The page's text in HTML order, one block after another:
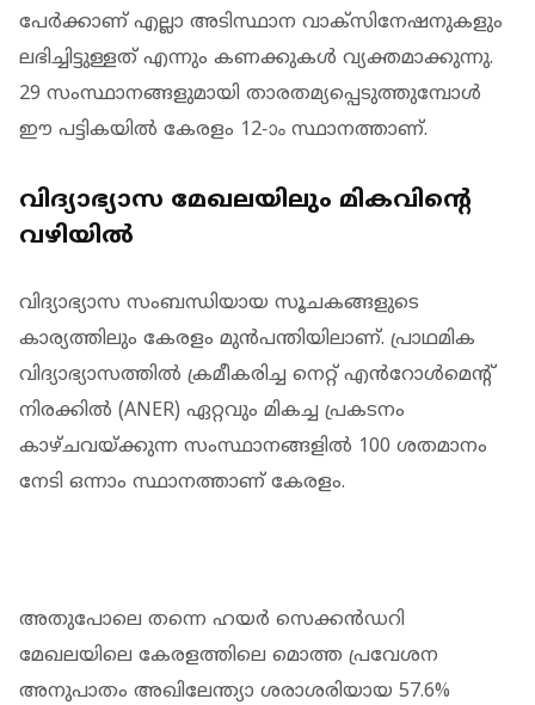
പേർക്കാണ് എല്ലാ അടിസ്ഥാന വാക്സിനേഷനുകളും
ലഭിച്ചിട്ടുള്ളത് എന്നും കണക്കുകൾ വ്യക്തമാക്കുന്നു.
29 സംസ്ഥാനങ്ങളുമായി താരതമ്യപ്പെടുത്തുമ്പോൾ
ഈ പട്ടികയിൽ കേരളം 12-ാം സ്ഥാനത്താണ്.
വിദ്യാഭ്യാസ മേഖലയിലും മികവിൻ്റെ
വഴിയിൽ
വിദ്യാഭ്യാസ സംബന്ധിയായ സൂചകങ്ങളുടെ
കാര്യത്തിലും കേരളം മുൻപന്തിയിലാണ്. പ്രാഥമിക
വിദ്യാഭ്യാസത്തിൽ ക്രമീകരിച്ച നെറ്റ് എൻറോൾമെന്റ്
നിരക്കിൽ (ANER) ഏറ്റവും മികച്ച പ്രകടനം
കാഴ്ചവയ്ക്കുന്ന സംസ്ഥാനങ്ങളിൽ 100 ശതമാനം
നേടി ഒന്നാം സ്ഥാനത്താണ് കേരളം.
അതുപോലെ തന്നെ ഹയർ സെക്കൻഡറി
മേഖലയിലെ കേരളത്തിലെ മൊത്ത പ്രവേശന
അനുപാതം അഖിലേന്ത്യാ ശരാശരിയായ 57.6%